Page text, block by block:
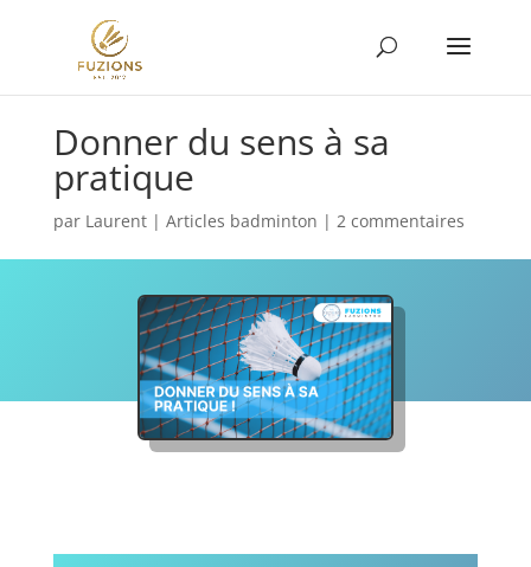
Donner du sens à sa
pratique
par Laurent| Articles badminton | 2 commentaires